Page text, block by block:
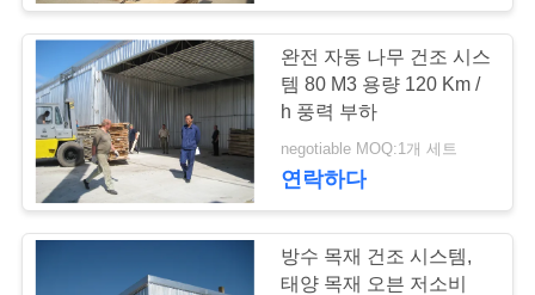
완전 자동 나무 건조 시스
템 80 M3 용량 120 Km /
h 풍력 부하
negotiable MOQ:1개 세트
연락하다
방수 목재 건조 시스템,
태양 목재 오븐 저소비